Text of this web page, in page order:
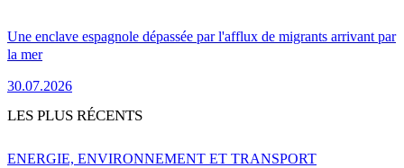
Une enclave espagnole dépassée par l'afflux de migrants arrivant par
la mer
30.07.2026
LES PLUS RÉCENTS
ENERGIE, ENVIRONNEMENT ET TRANSPORT